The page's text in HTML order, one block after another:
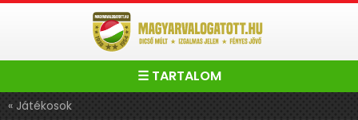
☰ TARTALOM
« Játékosok